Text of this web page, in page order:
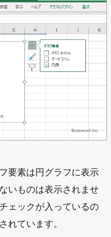
要素は円グラフに表示
いものは表示されませ
ェックが入っているの
れています。